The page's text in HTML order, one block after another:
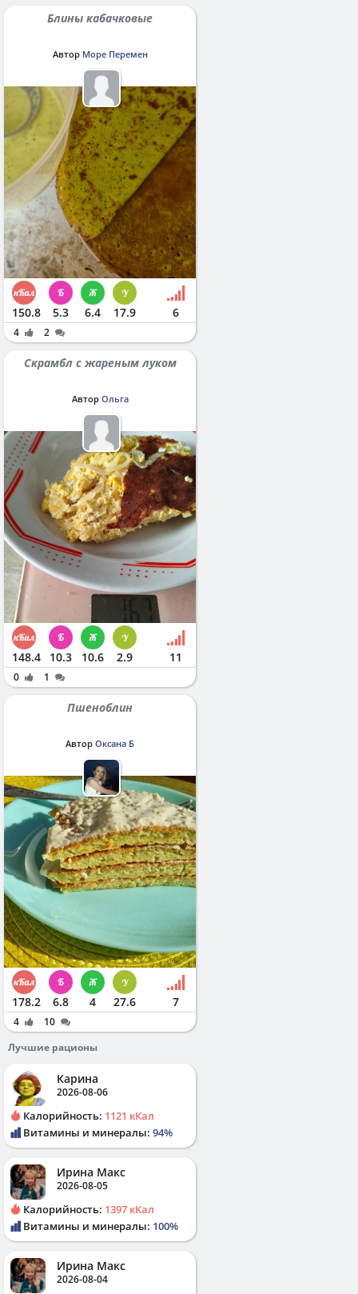
Блины кабачковые
Автор Море Перемен
150.8 5.3 6.4 17.9 6
4 2
Скрамбл с жареным луком
Автор Ольга
148.4 10.3 10.6 2.9 11
0 1
Пшеноблин
Автор Оксана Б
178.2 6.8 4 27.6 7
4
10
Лучшие рационы
Карина
2026-08-06
Калорийность: 1121 кКал
Витамины и минералы: 94%
Ирина Макс
2026-08-05
Калорийность: 1397 кКал
Витамины и минералы: 100%
Ирина Макс
2026-08-04